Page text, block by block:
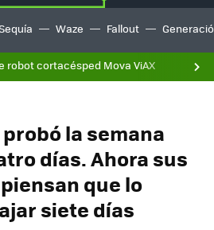
Waze Fallout
robot cortacésped Mova ViAX
la semana
días. Ahora sus
que lo
siete días